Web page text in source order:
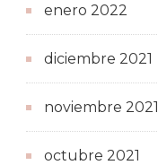
enero 2022
diciembre 2021
noviembre 2021
octubre 2021